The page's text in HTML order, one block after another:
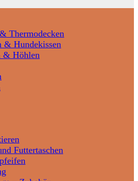
Thermodecken
& Hundekissen
& Höhlen
Futtertaschen